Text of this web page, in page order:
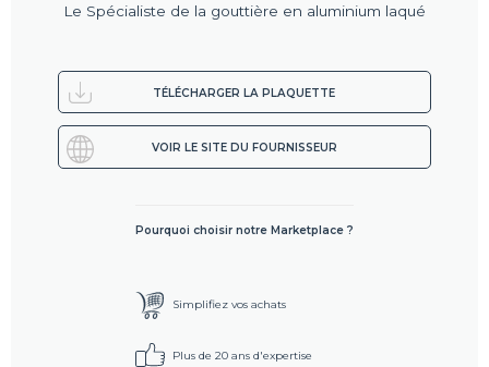
Le Spécialiste de la gouttière en aluminium laqué
TÉLÉCHARGER LA PLAQUETTE
VOIR LE SITE DU FOURNISSEUR
Pourquoi choisir notre Marketplace ?
Simplifiez vos achats
Plus de 20 ans d'expertise